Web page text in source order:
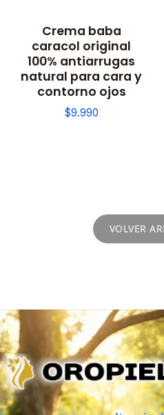
Crema baba
caracol original
100% antiarrugas
natural para cara y
contorno ojos
$9.990
VOLVER